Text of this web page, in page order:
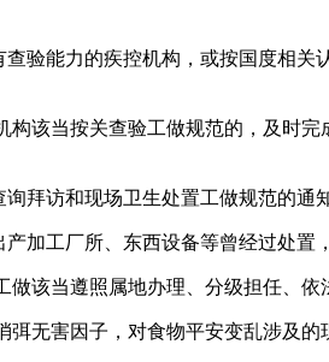
能力的疾控机构，或按国度相关
当按关查验工做规范的，及时完
访和现场卫生处置工做规范的通知
工厂所、东西设备等曾经过处置
当遵照属地办理、分级担任、依
害因子，对食物平安变乱涉及的